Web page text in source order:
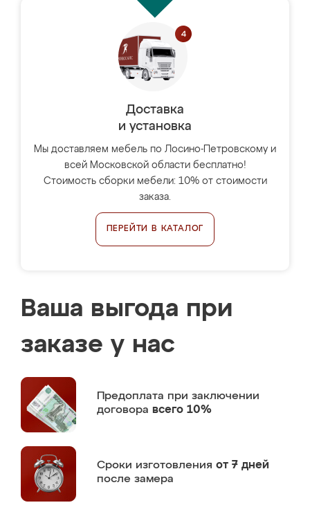
Доставка
и установка
Мы доставляем мебель по Лосино-Петровскому и
всей Московской области бесплатно!
Стоимость сборки мебели: 10% от стоимости
заказа.
ПЕРЕЙТИ В КАТАЛОГ
Ваша выгода при
заказе у нас
Предоплата при заключении
договора всего 10%
Сроки изготовления от 7 дней
после замера